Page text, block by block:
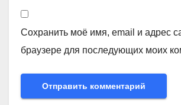
Сохранить моё имя, email и адрес
браузере для последующих моих